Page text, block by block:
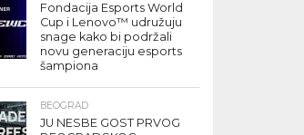
Fondacija Esports World
Cup i Lenovo™ udružuju
snage kako bi podržali
novu generaciju esports
šampiona
BEOGRAD
JU NESBE GOST PRVOG